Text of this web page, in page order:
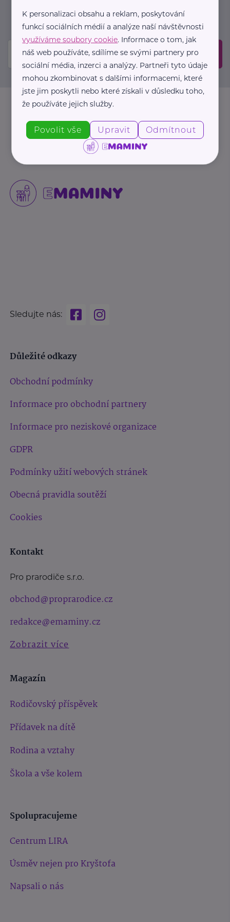
událostech. Prosíme, potvrďte odběr ve vaší e-
mailové schránce.
Odeslat
Sledujte nás:
Důležité odkazy
Obchodní podmínky
Informace pro obchodní partnery
Informace pro neziskové organizace
GDPR
Podmínky užití webových stránek
Obecná pravidla soutěží
Cookies
Kontakt
Pro prarodiče s.r.o.
obchod@proprarodice.cz
redakce@emaminy.cz
Zobrazit více
Magazín
Rodičovský příspěvek
Přídavek na dítě
Rodina a vztahy
Škola a vše kolem
Spolupracujeme
Centrum LIRA
Úsměv nejen pro Kryštofa
Napsali o nás
K personalizaci obsahu a reklam, poskytování
funkcí sociálních médií a analýze naší návštěvnosti
využíváme soubory cookie. Informace o tom, jak
náš web používáte, sdílíme se svými partnery pro
sociální média, inzerci a analýzy. Partneři tyto údaje
mohou zkombinovat s dalšími informacemi, které
jste jim poskytli nebo které získali v důsledku toho,
že používáte jejich služby.
Povolit vše Upravit Odmítnout